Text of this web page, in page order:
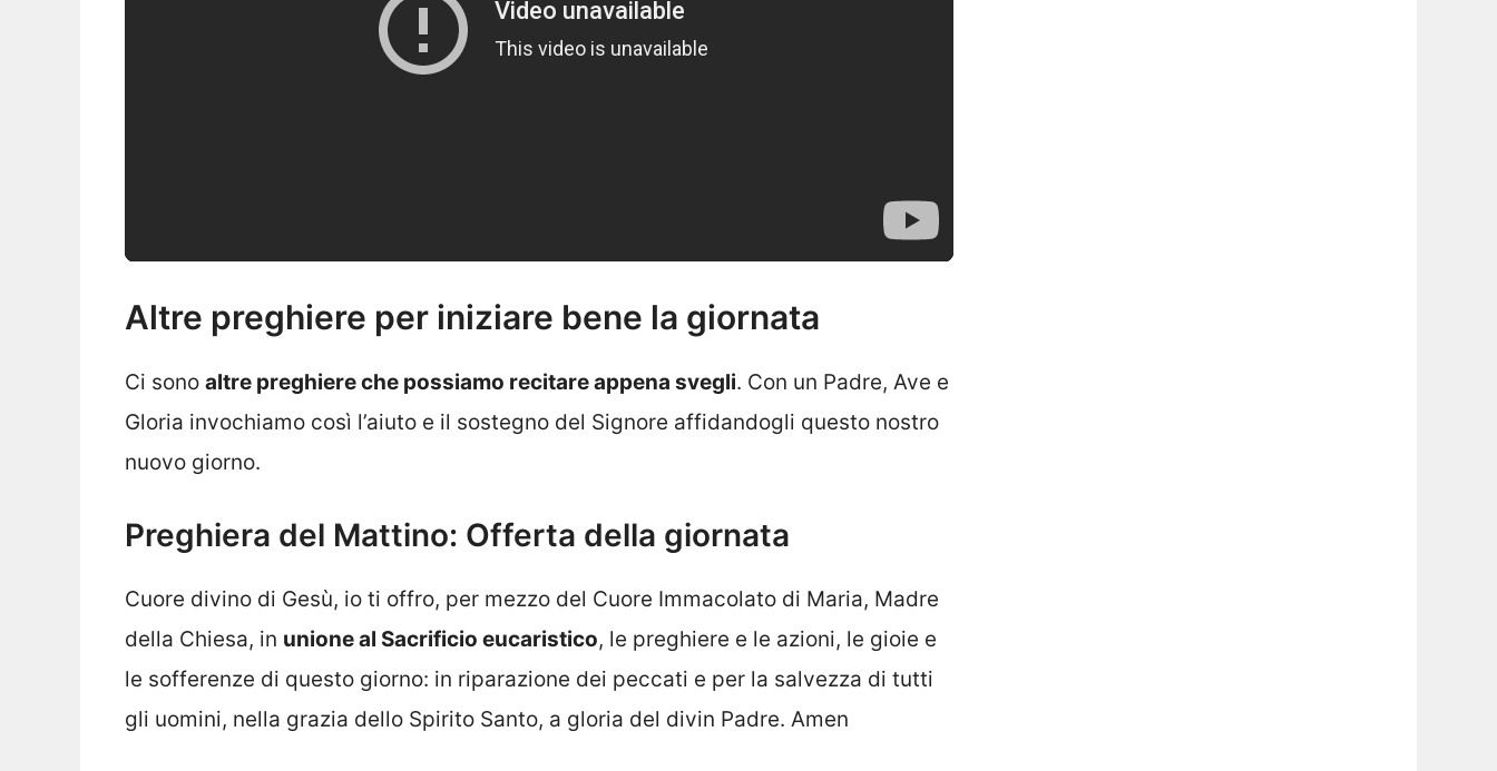
Altre preghiere per iniziare bene la giornata
Ci sono altre preghiere che possiamo recitare appena svegli. Con un Padre, Ave e
Gloria invochiamo così l’aiuto e il sostegno del Signore affidandogli questo nostro
nuovo giorno.
Preghiera del Mattino: Offerta della giornata
Cuore divino di Gesù, io ti offro, per mezzo del Cuore Immacolato di Maria, Madre
della Chiesa, in unione al Sacrificio eucaristico, le preghiere e le azioni, le gioie e
le sofferenze di questo giorno: in riparazione dei peccati e per la salvezza di tutti
gli uomini, nella grazia dello Spirito Santo, a gloria del divin Padre. Amen